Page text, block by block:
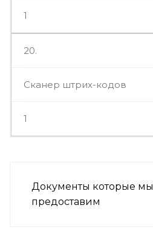
1
20.
Сканер штрих-кодов
1
Документы которые мы
предоставим